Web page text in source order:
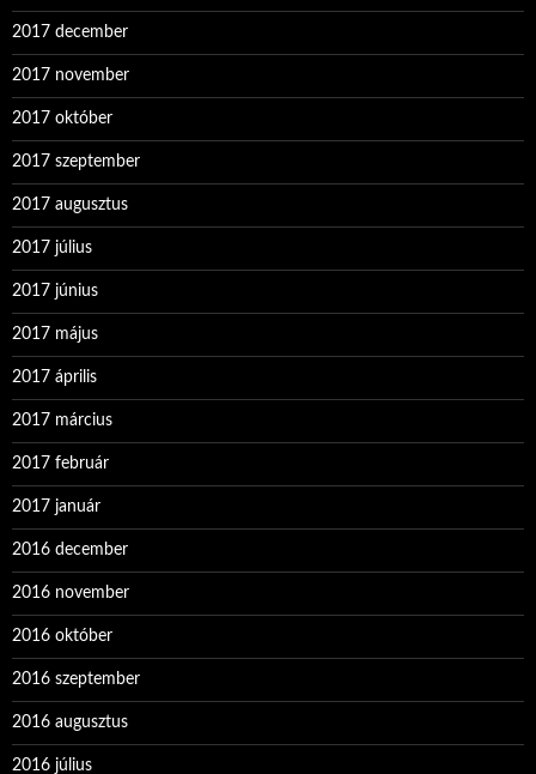
2017 december
2017 november
2017 október
2017 szeptember
2017 augusztus
2017 július
2017 június
2017 május
2017 április
2017 március
2017 február
2017 január
2016 december
2016 november
2016 október
2016 szeptember
2016 augusztus
2016 július